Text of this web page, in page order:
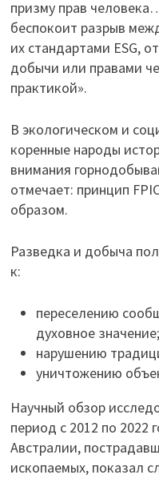
призму прав
беспокоит разрыв
их стандартами ESG,
добычи или правами
практикой».
В экологическом и
коренные народы
внимания
отмечает: принцип
образом.
Разведка и добыча
к:
переселению
духовное значение;
нарушению
уничтожению
Научный обзор
период с 2012 по 2022
Австралии,
ископаемых, показал